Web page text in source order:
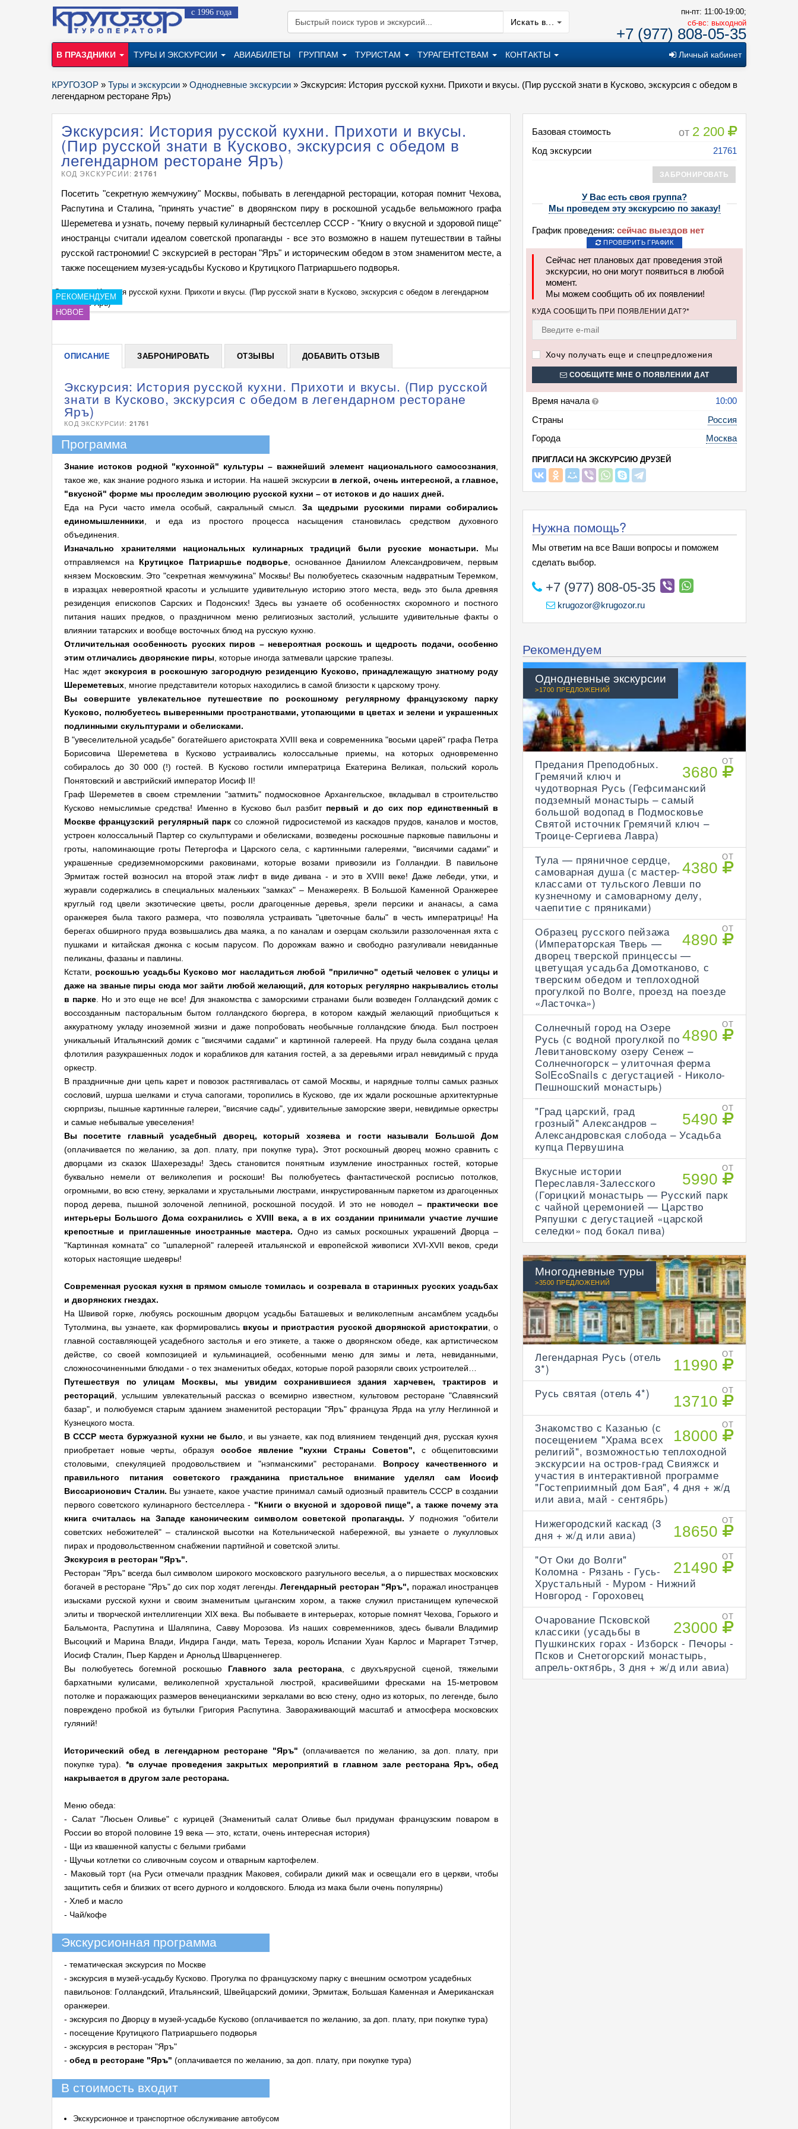
с 1996 года
Искать в...
пн-пт: 11:00-19:00;
cб-вс: выходной
+7 (977) 808-05-35
В ПРАЗДНИКИ ТУРЫ И ЭКСКУРСИИ АВИАБИЛЕТЫ ГРУППАМ ТУРИСТАМ ТУРАГЕНТСТВАМ КОНТАКТЫ Личный кабинет
КРУГОЗОР » Туры и экскурсии » Однодневные экскурсии » Экскурсия: История русской кухни. Прихоти и вкусы. (Пир русской знати в Кусково, экскурсия с обедом в
легендарном ресторане Яръ)
Базовая стоимость от 2 200
Код экскурсии 21761
ЗАБРОНИРОВАТЬ
У Вас есть своя группа?
Мы проведем эту экскурсию по заказу!
График проведения: сейчас выездов нет
ПРОВЕРИТЬ ГРАФИК
Сейчас нет плановых дат проведения этой
экскурсии, но они могут появиться в любой
момент.
Мы можем сообщить об их появлении!
КУДА СООБЩИТЬ ПРИ ПОЯВЛЕНИИ ДАТ?*
Хочу получать еще и спецпредложения
СООБЩИТЕ МНЕ О ПОЯВЛЕНИИ ДАТ
Время начала
10:00
Страны
Россия
Города
Москва
ПРИГЛАСИ НА ЭКСКУРСИЮ ДРУЗЕЙ
Экскурсия: История русской кухни. Прихоти и вкусы.
(Пир русской знати в Кусково, экскурсия с обедом в
легендарном ресторане Яръ)
КОД ЭКСКУРСИИ:21761
Посетить "секретную жемчужину" Москвы, побывать в легендарной ресторации, которая помнит Чехова,
Распутина и Сталина, "принять участие" в дворянском пиру в роскошной усадьбе вельможного графа
Шереметева и узнать, почему первый кулинарный бестселлер СССР - "Книгу о вкусной и здоровой пище"
иностранцы считали идеалом советской пропаганды - все это возможно в нашем путешествии в тайны
русской гастрономии! С экскурсией в ресторан "Яръ" и историческим обедом в этом знаменитом месте, а
также посещением музея-усадьбы Кусково и Крутицкого Патриаршьего подворья.
РЕКОМЕНДУЕМ
НОВОЕ
+
Экскурсия: История русской кухни. Прихоти и вкусы. (Пир русской знати в Кусково, экскурсия с обедом в легендарном
ресторане Яръ)
Экскурсия: История русской кухни. Прихоти и вкусы. (Пир русской знати в
ОПИСАНИЕ ЗАБРОНИРОВАТЬ ОТЗЫВЫ ДОБАВИТЬ ОТЗЫВ
Экскурсия: История русской кухни. Прихоти и вкусы. (Пир русской
знати в Кусково, экскурсия с обедом в легендарном ресторане
Яръ)
КОД ЭКСКУРСИИ: 21761
Программа
Знание истоков родной "кухонной" культуры – важнейший элемент национального самосознания
такое же, как знание родного языка и истории. На нашей экскурсии в легкой, очень интересной, а главное,
"вкусной" форме мы проследим эволюцию русской кухни – от истоков и до наших дней.
Еда на Руси часто имела особый, сакральный смысл. За щедрыми русскими пирами собирались
единомышленники , и еда из простого процесса насыщения становилась средством духовного
объединения.
Изначально хранителями национальных кулинарных традиций были русские монастыри. Мы
отправляемся на Крутицкое Патриаршье подворье, основанное Даниилом Александровичем, первым
князем Московским. Это "секретная жемчужина" Москвы! Вы полюбуетесь сказочным надвратным Теремком,
в изразцах невероятной красоты и услышите удивительную историю этого места, ведь это была древняя
резиденция епископов Сарских и Подонских! Здесь вы узнаете об особенностях скоромного и постного
питания наших предков, о праздничном меню религиозных застолий, услышите удивительные факты о
влиянии татарских и вообще восточных блюд на русскую кухню.
Отличительная особенность русских пиров – невероятная роскошь и щедрость подачи, особенно
этим отличались дворянские пиры , которые иногда затмевали царские трапезы.
Нас ждет экскурсия в роскошную загородную резиденцию Кусково, принадлежащую знатному роду
Шереметевых , многие представители которых находились в самой близости к царскому трону.
Вы совершите увлекательное путешествие по роскошному регулярному французскому парку
Кусково, полюбуетесь выверенными пространствами, утопающими в цветах и зелени и украшенных
подлинными скульптурами и обелисками.
В "увеселительной усадьбе" богатейшего аристократа XVIII века и современника "восьми царей" графа Петра
Борисовича Шереметева в Кусково устраивались колоссальные приемы, на которых одновременно
собиралось до 30 000 (!) гостей. В Кусково гостили императрица Екатерина Великая, польский король
Понятовский и австрийский император Иосиф II!
Граф Шереметев в своем стремлении "затмить" подмосковное Архангельское, вкладывал в строительство
Кусково немыслимые средства! Именно в Кусково был разбит первый и до сих пор единственный в
Москве французский регулярный парксо сложной гидросистемой из каскадов прудов, каналов и мостов,
устроен колоссальный Партер со скульптурами и обелисками, возведены роскошные парковые павильоны и
гроты, напоминающие гроты Петергофа и Царского села, с картинными галереями, "висячими садами" и
украшенные средиземноморскими раковинами, которые возами привозили из Голландии. В павильоне
Эрмитаж гостей возносил на второй этаж лифт в виде дивана - и это в XVIII веке! Даже лебеди, утки, и
журавли содержались в специальных маленьких "замках" – Менажереях. В Большой Каменной Оранжерее
круглый год цвели экзотические цветы, росли драгоценные деревья, зрели персики и ананасы, а сама
оранжерея была такого размера, что позволяла устраивать "цветочные балы" в честь императрицы! На
берегах обширного пруда возвышались два маяка, а по каналам и озерцам скользили раззолоченная яхта с
пушками и китайская джонка с косым парусом. По дорожкам важно и свободно разгуливали невиданные
пеликаны, фазаны и павлины.
Кстати, роскошью усадьбы Кусково мог насладиться любой "прилично" одетый человек с улицы и
даже на званые пиры сюда мог зайти любой желающий, для которых регулярно накрывались столы
в парке . Но и это еще не все! Для знакомства с заморскими странами были возведен Голландский домик с
воссозданным пасторальным бытом голландского бюргера, в котором каждый желающий приобщиться к
аккуратному укладу иноземной жизни и даже попробовать необычные голландские блюда. Был построен
уникальный Итальянский домик с "висячими садами" и картинной галереей. На пруду была создана целая
флотилия разукрашенных лодок и корабликов для катания гостей, а за деревьями играл невидимый с пруда
оркестр.
В праздничные дни цепь карет и повозок растягивалась от самой Москвы, и нарядные толпы самых разных
сословий, шурша шелками и стуча сапогами, торопились в Кусково, где их ждали роскошные архитектурные
сюрпризы, пышные картинные галереи, "висячие сады", удивительные заморские звери, невидимые оркестры
и самые небывалые увеселения!
Вы посетите главный усадебный дворец, который хозяева и гости называли Большой Дом
(оплачивается по желанию, за доп. плату, при покупке тура). Этот роскошный дворец можно сравнить с
дворцами из сказок Шахерезады! Здесь становится понятным изумление иностранных гостей, которые
буквально немели от великолепия и роскоши! Вы полюбуетесь фантастической росписью потолков,
огромными, во всю стену, зеркалами и хрустальными люстрами, инкрустированным паркетом из драгоценных
пород дерева, пышной золоченой лепниной, роскошной посудой. И это не новодел– практически все
интерьеры Большого Дома сохранились с XVIII века, а в их создании принимали участие лучшие
крепостные и приглашенные иностранные мастера. Одно из самых роскошных украшений Дворца –
"Картинная комната" со "шпалерной" галереей итальянской и европейской живописи XVI-XVII веков, среди
которых настоящие шедевры!
Современная русская кухня в прямом смысле томилась и созревала в старинных русских усадьбах
и дворянских гнездах.
На Швивой горке, любуясь роскошным дворцом усадьбы Баташевых и великолепным ансамблем усадьбы
Тутолмина, вы узнаете, как формировались вкусы и пристрастия русской дворянской аристократии , о
главной составляющей усадебного застолья и его этикете, а также о дворянском обеде, как артистическом
действе, со своей композицией и кульминацией, особенными меню для зимы и лета, невиданными,
сложносочиненными блюдами - о тех знаменитых обедах, которые порой разоряли своих устроителей…
Путешествуя по улицам Москвы, мы увидим сохранившиеся здания харчевен, трактиров и
рестораций , услышим увлекательный рассказ о всемирно известном, культовом ресторане "Славянский
базар", и полюбуемся старым зданием знаменитой ресторации "Яръ" француза Ярда на углу Неглинной и
Кузнецкого моста.
В СССР места буржуазной кухни не было , и вы узнаете, как под влиянием тенденций дня, русская кухня
приобретает новые черты, образуя особое явление "кухни Страны Советов", с общепитовскими
столовыми, спекуляцией продовольствием и "нэпманскими" ресторанами. Вопросу качественного и
правильного питания советского гражданина пристальное внимание уделял сам Иосиф
Виссарионович Сталин. Вы узнаете, какое участие принимал самый одиозный правитель СССР в создании
первого советского кулинарного бестселлера - "Книги о вкусной и здоровой пище", а также почему эта
книга считалась на Западе каноническим символом советской пропаганды. У подножия "обители
советских небожителей" – сталинской высотки на Котельнической набережной, вы узнаете о лукулловых
пирах и продовольственном снабжении партийной и советской элиты.
Экскурсия в ресторан "Яръ".
Ресторан "Яръ" всегда был символом широкого московского разгульного веселья, а о пиршествах московских
богачей в ресторане "Яръ" до сих пор ходят легенды.Легендарный ресторан "Яръ", поражал иностранцев
изысками русской кухни и своим знаменитым цыганским хором, а также служил пристанищем купеческой
элиты и творческой интеллигенции XIX века. Вы побываете в интерьерах, которые помнят Чехова, Горького и
Бальмонта, Распутина и Шаляпина, Савву Морозова. Из наших современников, здесь бывали Владимир
Высоцкий и Марина Влади, Индира Ганди, мать Тереза, король Испании Хуан Карлос и Маргарет Тэтчер,
Иосиф Сталин, Пьер Карден и Арнольд Шварценнегер.
Вы полюбуетесь богемной роскошью Главного зала ресторана , с двухъярусной сценой, тяжелыми
бархатными кулисами, великолепной хрустальной люстрой, красивейшими фресками на 15-метровом
потолке и поражающих размеров венецианскими зеркалами во всю стену, одно из которых, по легенде, было
повреждено пробкой из бутылки Григория Распутина. Завораживающий масштаб и атмосфера московских
гуляний!
Исторический обед в легендарном ресторане "Яръ" (оплачивается по желанию, за доп. плату, при
покупке тура). *в случае проведения закрытых мероприятий в главном зале ресторана Яръ, обед
накрывается в другом зале ресторана.
Меню обеда:
- Салат "Люсьен Оливье" с курицей (Знаменитый салат Оливье был придуман французским поваром в
России во второй половине 19 века — это, кстати, очень интересная история)
- Щи из квашенной капусты с белыми грибами
- Щучьи котлетки со сливочным соусом и отварным картофелем.
- Маковый торт (на Руси отмечали праздник Маковея, собирали дикий мак и освещали его в церкви, чтобы
защитить себя и близких от всего дурного и колдовского. Блюда из мака были очень популярны)
- Хлеб и масло
- Чай/кофе
Экскурсионная программа
- тематическая экскурсия по Москве
- экскурсия в музей-усадьбу Кусково. Прогулка по французскому парку с внешним осмотром усадебных
павильонов: Голландский, Итальянский, Швейцарский домики, Эрмитаж, Большая Каменная и Американская
оранжереи.
- экскурсия по Дворцу в музей-усадьбе Кусково (оплачивается по желанию, за доп. плату, при покупке тура)
- посещение Крутицкого Патриаршьего подворья
- экскурсия в ресторан "Яръ"
- обед в ресторане "Яръ" (оплачивается по желанию, за доп. плату, при покупке тура)
В стоимость входит
Экскурсионное и транспортное обслуживание автобусом
Нужна помощь?
Мы ответим на все Ваши вопросы и поможем
сделать выбор.
+7 (977) 808-05-35
krugozor@krugozor.ru
Рекомендуем
Однодневные экскурсии
>1700 ПРЕДЛОЖЕНИЙ
ОТ
3680
Предания Преподобных.
Гремячий ключ и
чудотворная Русь (Гефсиманский
подземный монастырь – самый
большой водопад в Подмосковье
Святой источник Гремячий ключ –
Троице-Сергиева Лавра)
ОТ
4380
Тула — пряничное сердце,
самоварная душа (с мастер-
классами от тульского Левши по
кузнечному и самоварному делу,
чаепитие с пряниками)
ОТ
4890
Образец русского пейзажа
(Императорская Тверь —
дворец тверской принцессы —
цветущая усадьба Домотканово, с
тверским обедом и теплоходной
прогулкой по Волге, проезд на поезде
«Ласточка»)
ОТ
4890
Солнечный город на Озере
Русь (с водной прогулкой по
Левитановскому озеру Сенеж –
Солнечногорск – улиточная ферма
SolEcoSnails с дегустацией - Николо-
Пешношский монастырь)
ОТ
5490
"Град царский, град
грозный" Александров –
Александровская слобода – Усадьба
купца Первушина
ОТ
5990
Вкусные истории
Переславля-Залесского
(Горицкий монастырь — Русский парк
с чайной церемонией — Царство
Ряпушки с дегустацией «царской
селедки» под бокал пива)
Многодневные туры
>3500 ПРЕДЛОЖЕНИЙ
ОТ
11990
Легендарная Русь (отель
3*)
ОТ
13710
Русь святая (отель 4*)
ОТ
18000
Знакомство с Казанью (с
посещением "Храма всех
религий", возможностью теплоходной
экскурсии на остров-град Свияжск и
участия в интерактивной программе
"Гостеприимный дом Бая", 4 дня + ж/д
или авиа, май - сентябрь)
ОТ
18650
Нижегородский каскад (3
дня + ж/д или авиа)
ОТ
21490
"От Оки до Волги"
Коломна - Рязань - Гусь-
Хрустальный - Муром - Нижний
Новгород - Гороховец
ОТ
23000
Очарование Псковской
классики (усадьбы в
Пушкинских горах - Изборск - Печоры -
Псков и Снетогорский монастырь,
апрель-октябрь, 3 дня + ж/д или авиа)